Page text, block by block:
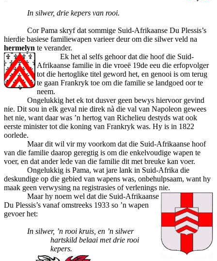
In silwer, drie kepers van rooi.
Cor Pama skryf dat sommige Suid-Afrikaanse Du Plessis’s
hierdie basiese familiewapen varieer deur om die silwer veld na
hermelyn te verander.
Ek het al selfs gehoor dat die hoof die Suid-
Afrikaanse familie in die vroeë 19de eeu die erfopvolger
tot die hertoglike titel geword het, en genooi is om terug
te gaan Frankryk toe om die familie se landgoed oor te
neem.
Ongelukkig het ek tot dusver geen bewys hiervoor gevind
nie. Dit sou in elk geval nie direk nà die val van Napoleon gewees
het nie, want daar was ’n hertog van Richelieu destyds wat ook
eerste minister tot die koning van Frankryk was. Hy is in 1822
oorlede.
Maar dit wil vir my voorkom dat die Suid-Afrikaanse hoof
van die familie daarop geregtig is om die enkelvoudige wapen te
voer, en dat ander lede van die familie dit met breuke kan voer.
Ongelukkig is Pama, wat jare lank in Suid-Afrika die
deskundige op die gebied van wapens was, onbehulpsaam, want hy
maak geen verwysing na registrasies of verlenings nie.
Maar hy noem wel dat die Suid-Afrikaanse
Du Plessis’s vanaf omstreeks 1933 so ’n wapen
gevoer het:
In silwer, ’n rooi kruis, en ’n silwer
hartskild belaai met drie rooi
kepers.